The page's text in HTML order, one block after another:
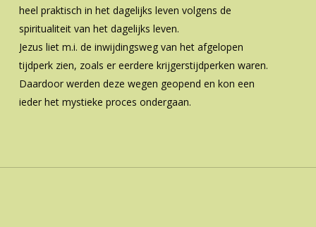
heel praktisch in het dagelijks leven volgens de
spiritualiteit van het dagelijks leven.
Jezus liet m.i. de inwijdingsweg van het afgelopen
tijdperk zien, zoals er eerdere krijgerstijdperken waren.
Daardoor werden deze wegen geopend en kon een
ieder het mystieke proces ondergaan.